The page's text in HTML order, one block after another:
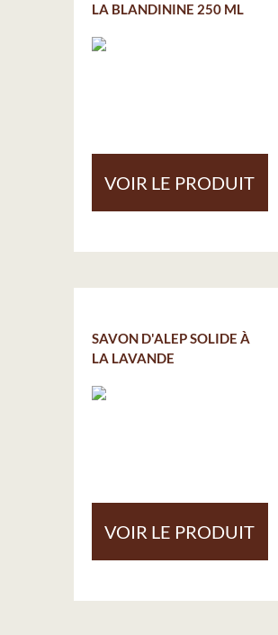
LA BLANDININE 250 ML
VOIR LE PRODUIT
SAVON D'ALEP SOLIDE À
LA LAVANDE
VOIR LE PRODUIT